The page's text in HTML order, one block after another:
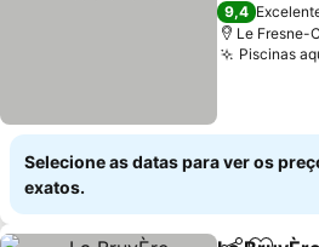
9,4
Le Fresne-
Piscinas
Selecione as datas para ver os
exatos.